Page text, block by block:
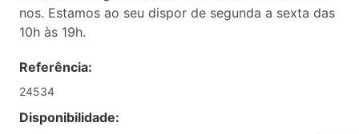
nos. Estamos ao seu dispor de segunda a sexta das
10h às 19h.
Referência:
24534
Disponibilidade: